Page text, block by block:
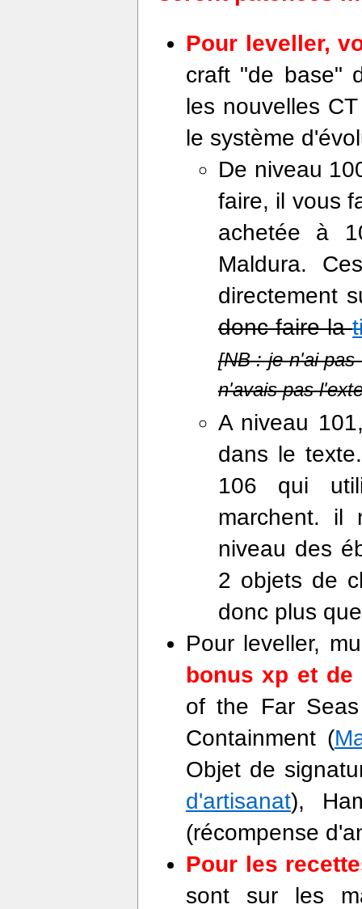
Pour leveller,
craft "de base"
les nouvelles
le système
De niveau
faire, il vous
achetée à
Maldura.
directement
donc faire la
[NB : je n'ai pas
n'avais pas
A niveau
dans le
106 qui
marchent. il
niveau des
2 objets de
donc plus
Pour leveller,
bonus xp et
of the Far
Containment (
Objet de
d'artisanat),
(récompense
Pour les
sont sur les